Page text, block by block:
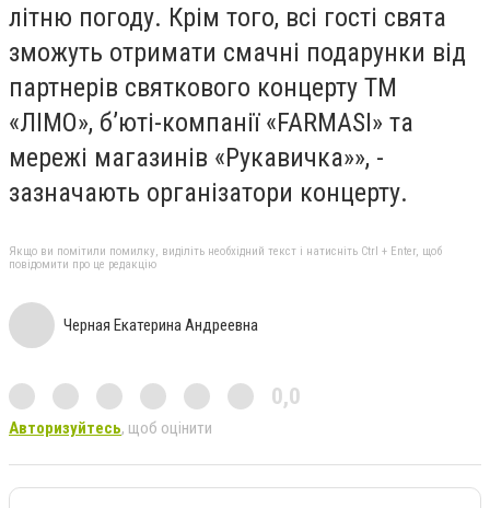
літню погоду. Крім того, всі гості свята
зможуть отримати смачні подарунки від
партнерів святкового концерту ТМ
«ЛІМО», б’юті-компанії «FARMASI» та
мережі магазинів «Рукавичка»», -
зазначають організатори концерту.
Якщо ви помітили помилку, виділіть необхідний текст і натисніть Ctrl + Enter, щоб
повідомити про це редакцію
Черная Екатерина Андреевна
0,0
Авторизуйтесь, щоб оцінити